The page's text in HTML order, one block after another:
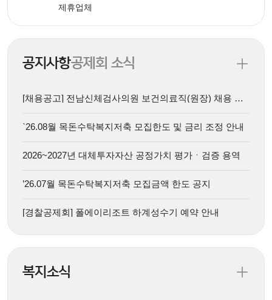
제휴업체
공지사항공제회 소식
[채용공고] 전남신체검사의원 보건의료직(원장) 채용 재공고
`26.08월 목돈수탁복지저축 모집한도 및 금리 조정 안내
2026~2027년 대체투자자산 공정가치 평가ㆍ검증 용역
’26.07월 목돈수탁복지저축 모집금액 한도 공지
[경찰공제회] 폴에이리조트 하계성수기 예약 안내
복지소식